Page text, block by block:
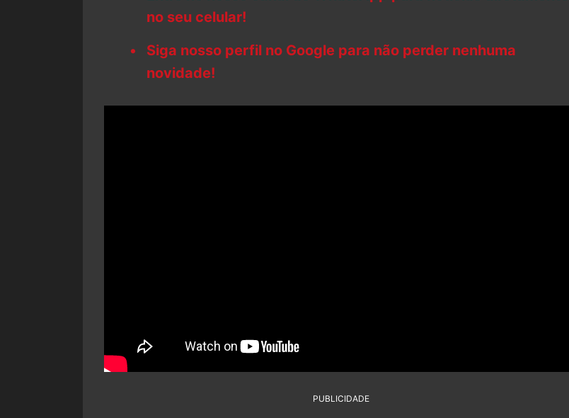
no seu celular!
Siga nosso perfil no Google para não perder nenhuma
novidade!
PUBLICIDADE